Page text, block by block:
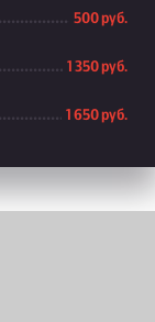
500 руб.
1 350 руб.
1 650 руб.